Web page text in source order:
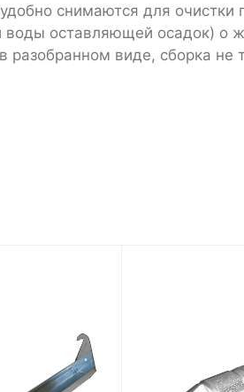
снимаются для очистки
воды оставляющей осадок) о
разобранном виде, сборка не